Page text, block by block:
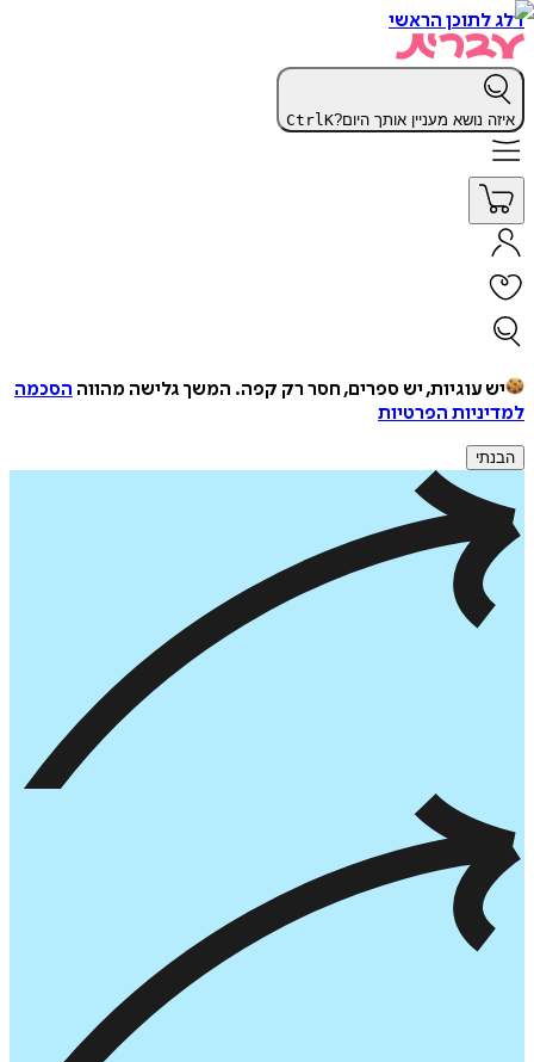
דלג לתוכן הראשי
איזה נושא מעניין אותך היום? CtrlK
יש עוגיות, יש ספרים, חסר רק קפה. המשך גלישה מהווה הסכמה
למדיניות הפרטיות
הבנתי